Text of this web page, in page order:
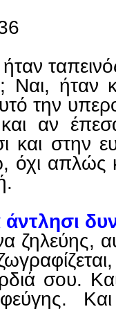
Ναι, ήταν
την
και αν
και στην
απλώς
άντλησι
ζηλεύης,
σου.